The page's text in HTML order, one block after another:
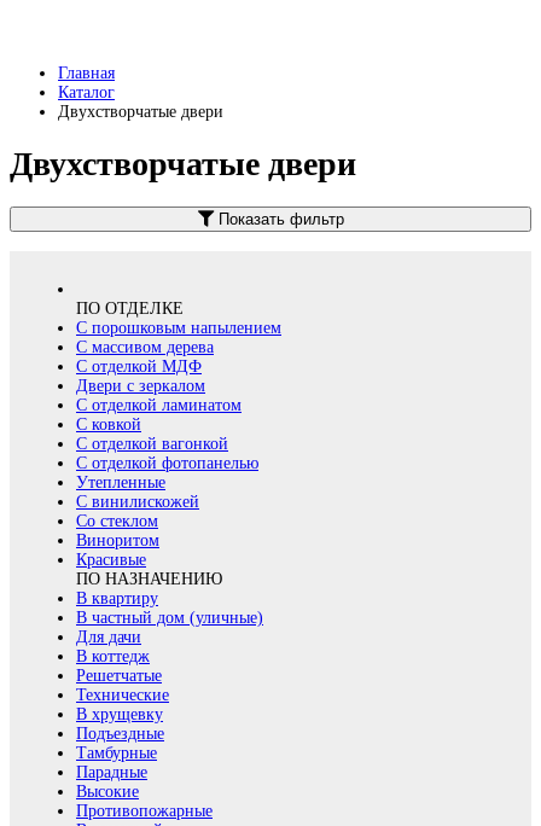
Главная
Каталог
Двухстворчатые двери
Двухстворчатые двери
Показать фильтр
ПО ОТДЕЛКЕ
С порошковым напылением
С массивом дерева
С отделкой МДФ
Двери с зеркалом
С отделкой ламинатом
С ковкой
С отделкой вагонкой
С отделкой фотопанелью
Утепленные
С винилискожей
Со стеклом
Виноритом
Красивые
ПО НАЗНАЧЕНИЮ
В квартиру
В частный дом (уличные)
Для дачи
В коттедж
Решетчатые
Технические
В хрущевку
Подъездные
Тамбурные
Парадные
Высокие
Противопожарные